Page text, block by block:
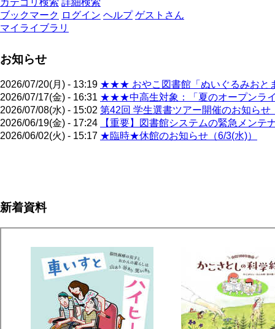
カテゴリ検索 詳細検索
ブックマーク ログイン ヘルプ ゲストさん
マイライブラリ
お知らせ
2026/07/20(月) - 13:19 ★★★ おやこ図書館「ぬいぐるみおと
2026/07/17(金) - 16:31 ★★★中高生対象：「夏のオープンラ
2026/07/08(水) - 15:02 第42回 学生選書ツアー開催のお知らせ
2026/06/19(金) - 17:24
【重要】図書館システムの緊急メンテ
2026/06/02(火) - 15:17 ★臨時★休館のお知らせ（6/3(水)）
送
新着資料